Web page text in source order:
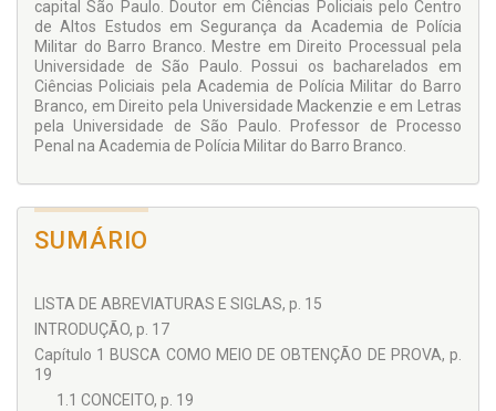
capital São Paulo. Doutor em Ciências Policiais pelo Centro
de Altos Estudos em Segurança da Academia de Polícia
Militar do Barro Branco. Mestre em Direito Processual pela
Universidade de São Paulo. Possui os bacharelados em
Ciências Policiais pela Academia de Polícia Militar do Barro
Branco, em Direito pela Universidade Mackenzie e em Letras
pela Universidade de São Paulo. Professor de Processo
Penal na Academia de Polícia Militar do Barro Branco.
SUMÁRIO
LISTA DE ABREVIATURAS E SIGLAS, p. 15
INTRODUÇÃO, p. 17
Capítulo 1 BUSCA COMO MEIO DE OBTENÇÃO DE PROVA, p.
19
1.1 CONCEITO, p. 19